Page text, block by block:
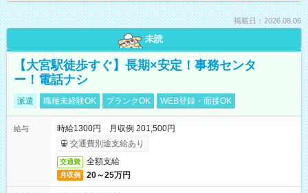
掲載日：2026.08.06
未読
【大宮駅徒歩すぐ】長期×安定！事務センタ
ー！電話ナシ
派遣 職種未経験OK ブランクOK WEB登録・面接OK
給与
時給1300円 月収例 201,500円
交通費別途支給あり
交通費 全額支給
月収例 20～25万円